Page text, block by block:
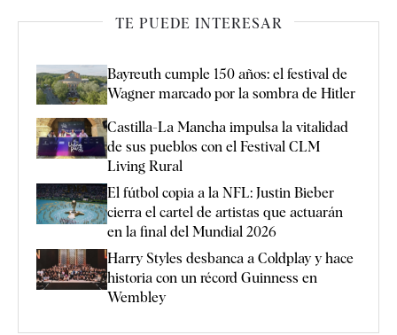
TE PUEDE INTERESAR
Bayreuth cumple 150 años: el festival de
Wagner marcado por la sombra de Hitler
Castilla-La Mancha impulsa la vitalidad
de sus pueblos con el Festival CLM
Living Rural
El fútbol copia a la NFL: Justin Bieber
cierra el cartel de artistas que actuarán
en la final del Mundial 2026
Harry Styles desbanca a Coldplay y hace
historia con un récord Guinness en
Wembley